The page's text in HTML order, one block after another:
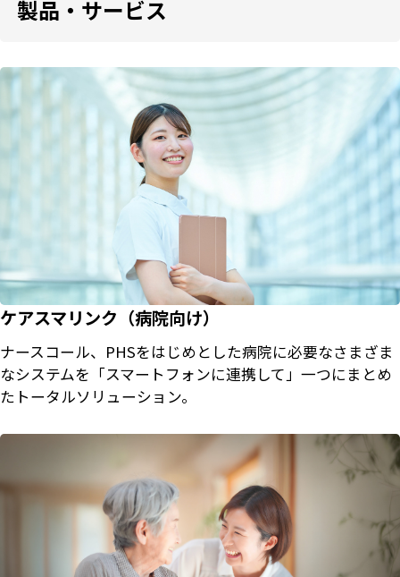
製品・サービス
ケアスマリンク（病院向け）
ナースコール、PHSをはじめとした病院に必要なさまざま
なシステムを「スマートフォンに連携して」一つにまとめ
たトータルソリューション。